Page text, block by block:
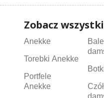
Zobacz
Anekke
Torebki Anekke
Portfele
Anekke